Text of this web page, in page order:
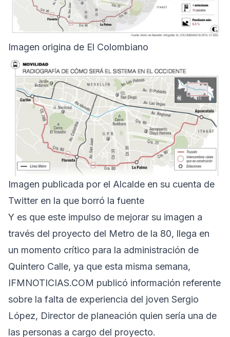
Imagen origina de El Colombiano
Imagen publicada por el Alcalde en su cuenta de
Twitter en la que borró la fuente
Y es que este impulso de mejorar su imagen a
través del proyecto del Metro de la 80, llega en
un momento crítico para la administración de
Quintero Calle, ya que esta misma semana,
IFMNOTICIAS.COM publicó información referente
sobre la falta de experiencia del joven Sergio
López, Director de planeación quien sería una de
las personas a cargo del proyecto.